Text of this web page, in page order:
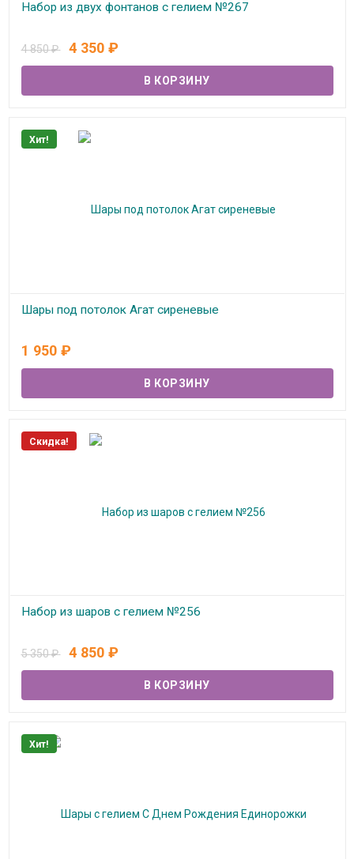
Набор из двух фонтанов с гелием №267
4 850₽ 4 350 ₽
Хит!
Шары под потолок Агат сиреневые
1 950 ₽
Скидка!
Набор из шаров с гелием №256
5 350₽ 4 850 ₽
Хит!